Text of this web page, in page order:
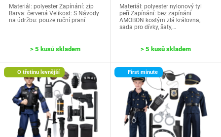
Materiál: polyester Zapínání: zip
Barva: červená Velikost: S Návody
na údržbu: pouze ruční praní
> 5 kusů skladem
Materiál: polyester nylonový tyl
peří Zapínání: bez zapínání
AMOBON kostým zlá královna,
sada pro dívky, šaty,…
> 5 kusů skladem
O třetinu levnější First minute